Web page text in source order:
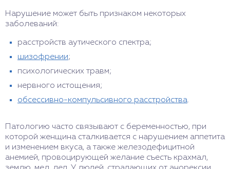
Нарушение может быть признаком некоторых
заболеваний:
расстройств аутического спектра;
шизофрении;
психологических травм;
нервного истощения;
обсессивно-компульсивного расстройства.
Патологию часто связывают с беременностью, при
которой женщина сталкивается с нарушением аппетита
и изменением вкуса, а также железодефицитной
анемией, провоцирующей желание съесть крахмал,